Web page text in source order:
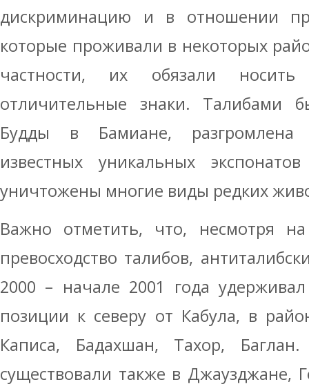
дискриминацию и в отношении
которые проживали в некоторых
частности, их обязали
отличительные знаки. Талибами
Будды в Бамиане, разгромлена
известных уникальных
уничтожены многие виды редких
Важно отметить, что, несмотря на
превосходство талибов,
2000 – начале 2001 года
позиции к северу от Кабула, в
Каписа, Бадахшан, Тахор,
существовали также в Джаузджане,